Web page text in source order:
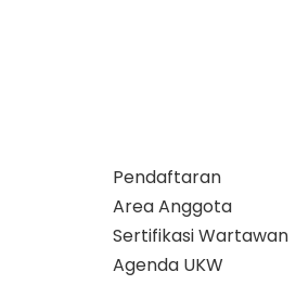
Pendaftaran
Area Anggota
Sertifikasi Wartawan
Agenda UKW